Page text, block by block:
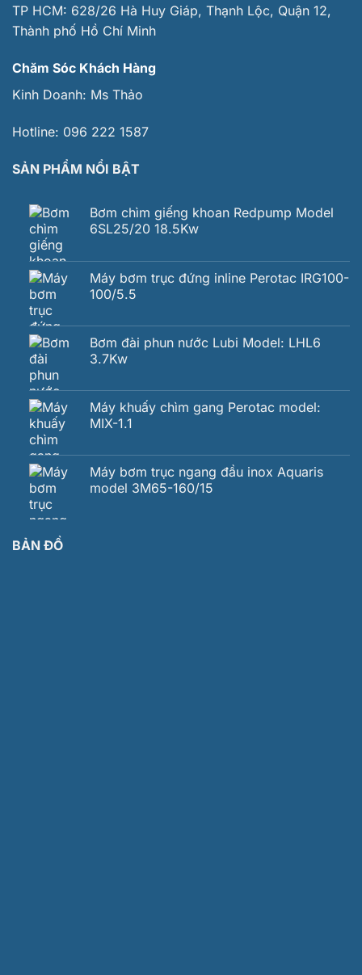
TP HCM: 628/26 Hà Huy Giáp, Thạnh Lộc, Quận 12,
Thành phố Hồ Chí Minh
Chăm Sóc Khách Hàng
Kinh Doanh: Ms Thảo
Hotline: 096 222 1587
SẢN PHẨM NỔI BẬT
Bơm chìm giếng khoan Redpump Model
6SL25/20 18.5Kw
Máy bơm trục đứng inline Perotac IRG100-
100/5.5
Bơm đài phun nước Lubi Model: LHL6
3.7Kw
Máy khuấy chìm gang Perotac model:
MIX-1.1
Máy bơm trục ngang đầu inox Aquaris
model 3M65-160/15
BẢN ĐỒ